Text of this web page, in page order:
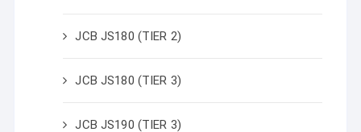
JCB JS180 (TIER 2)
JCB JS180 (TIER 3)
JCB JS190 (TIER 3)